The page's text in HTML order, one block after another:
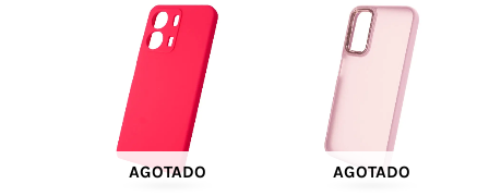
AGOTADO AGOTADO